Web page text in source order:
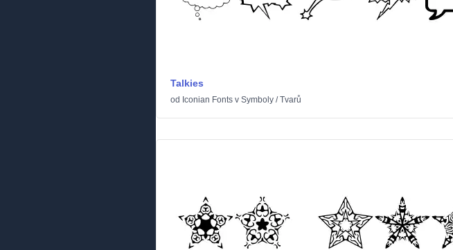
Talkies
od Iconian Fonts v Symboly /Tvarů